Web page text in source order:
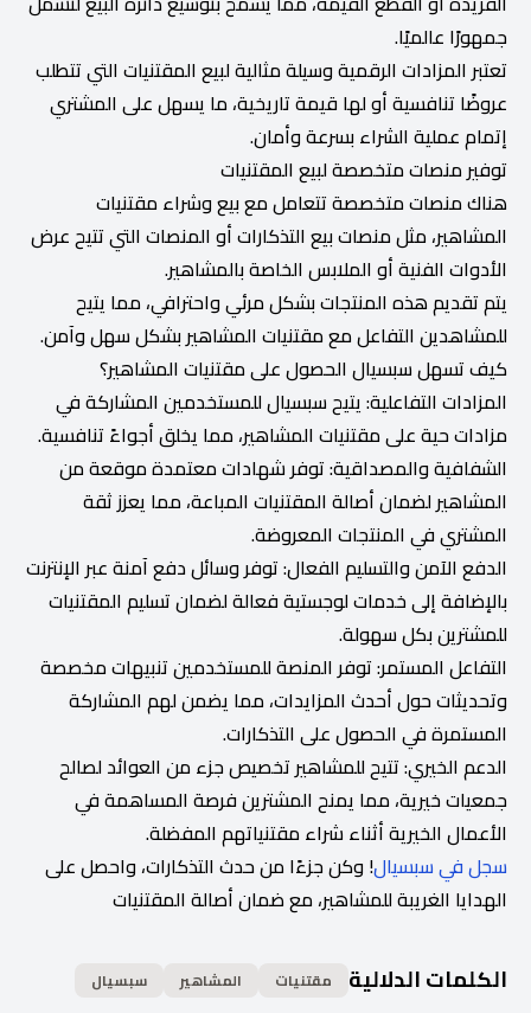
جمهورًا عالميًا.
تعتبر المزادات الرقمية وسيلة مثالية لبيع المقتنيات التي تتطلب
عروضًا تنافسية أو لها قيمة تاريخية، ما يسهل على المشتري
إتمام عملية الشراء بسرعة وأمان.
توفير منصات متخصصة لبيع المقتنيات
هناك منصات متخصصة تتعامل مع بيع وشراء مقتنيات
المشاهير، مثل منصات بيع التذكارات أو المنصات التي تتيح عرض
الأدوات الفنية أو الملابس الخاصة بالمشاهير.
يتم تقديم هذه المنتجات بشكل مرئي واحترافي، مما يتيح
للمشاهدين التفاعل مع مقتنيات المشاهير بشكل سهل وآمن.
كيف تسهل سبسيال الحصول على مقتنيات المشاهير؟
المزادات التفاعلية: يتيح سبسيال للمستخدمين المشاركة في
مزادات حية على مقتنيات المشاهير، مما يخلق أجواءً تنافسية.
الشفافية والمصداقية: توفر شهادات معتمدة موقعة من
المشاهير لضمان أصالة المقتنيات المباعة، مما يعزز ثقة
المشتري في المنتجات المعروضة.
الدفع الآمن والتسليم الفعال: توفر وسائل دفع آمنة عبر الإنترنت
بالإضافة إلى خدمات لوجستية فعالة لضمان تسليم المقتنيات
للمشترين بكل سهولة.
التفاعل المستمر: توفر المنصة للمستخدمين تنبيهات مخصصة
وتحديثات حول أحدث المزايدات، مما يضمن لهم المشاركة
المستمرة في الحصول على التذكارات.
الدعم الخيري: تتيح للمشاهير تخصيص جزء من العوائد لصالح
جمعيات خيرية، مما يمنح المشترين فرصة المساهمة في
الأعمال الخيرية أثناء شراء مقتنياتهم المفضلة.
سجل في سبسيال! وكن جزءًا من حدث التذكارات، واحصل على
الهدايا الغريبة للمشاهير، مع ضمان أصالة المقتنيات
الكلمات الدلالية مقتنيات المشاهير سبسيال